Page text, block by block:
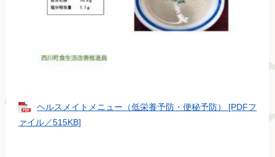
ヘルスメイトメニュー（低栄養予防・便秘予防） [PDFフ
ァイル／515KB]